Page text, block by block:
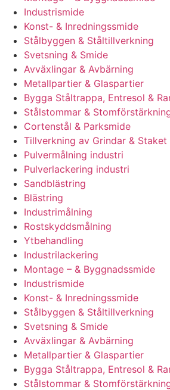
Industrismide
Konst- & Inredningssmide
Stålbyggen & Ståltillverkning
Svetsning & Smide
Avväxlingar & Avbärning
Metallpartier & Glaspartier
Bygga Ståltrappa, Entresol &
Stålstommar &
Cortenstål & Parksmide
Tillverkning av Grindar & Staket
Pulvermålning industri
Pulverlackering industri
Sandblästring
Blästring
Industrimålning
Rostskyddsmålning
Ytbehandling
Industrilackering
Montage – & Byggnadssmide
Industrismide
Konst- & Inredningssmide
Stålbyggen & Ståltillverkning
Svetsning & Smide
Avväxlingar & Avbärning
Metallpartier & Glaspartier
Bygga Ståltrappa, Entresol &
Stålstommar &